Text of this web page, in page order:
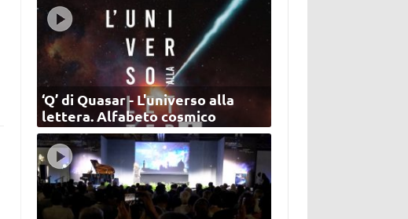
‘Q’ di Quasar - L'universo alla
lettera. Alfabeto cosmico